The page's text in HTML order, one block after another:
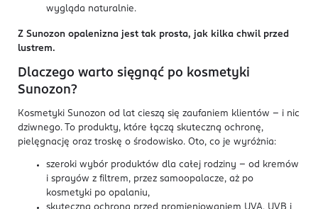
wygląda naturalnie.
Z Sunozon opalenizna jest tak prosta, jak kilka chwil przed
lustrem.
Dlaczego warto sięgnąć po kosmetyki
Sunozon?
Kosmetyki Sunozon od lat cieszą się zaufaniem klientów – i nic
dziwnego. To produkty, które łączą skuteczną ochronę,
pielęgnację oraz troskę o środowisko. Oto, co je wyróżnia:
szeroki wybór produktów dla całej rodziny – od kremów
i sprayów z filtrem, przez samoopalacze, aż po
kosmetyki po opalaniu,